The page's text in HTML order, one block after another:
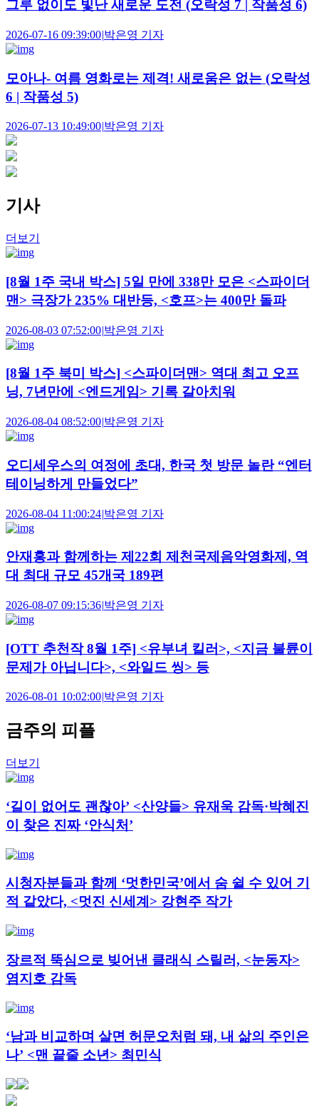
그루 없이도 빛난 새로운 도전 (오락성 7 | 작품성 6)
2026-07-16 09:39:00|박은영 기자
모아나- 여름 영화로는 제격! 새로움은 없는 (오락성
6 | 작품성 5)
2026-07-13 10:49:00 박은영 기자
기사
더보기
[8월 1주 국내 박스] 5일 만에 338만 모은 <스파이더
맨> 극장가 235% 대반등, <호프>는 400만 돌파
2026-08-03 07:52:00|박은영 기자
[8월 1주 북미 박스] <스파이더맨> 역대 최고 오프
닝, 7년만에 <엔드게임> 기록 갈아치워
2026-08-04 08:52:00|박은영 기자
오디세우스의 여정에 초대, 한국 첫 방문 놀란 “엔터
테이닝하게 만들었다”
2026-08-04 11:00:24|박은영 기자
안재홍과 함께하는 제22회 제천국제음악영화제, 역
대 최대 규모 45개국 189편
2026-08-07 09:15:36|박은영 기자
[OTT 추천작 8월 1주] <유부녀 킬러>, <지금 불륜이
문제가 아닙니다>, <와일드 씽> 등
2026-08-01 10:02:00 박은영 기자
금주의 피플
더보기
‘길이 없어도 괜찮아’ <산양들> 유재욱 감독·박혜진
이 찾은 진짜 ‘안식처’
시청자분들과 함께 ‘멋한민국’에서 숨 쉴 수 있어 기
적 같았다, <멋진 신세계> 강현주 작가
장르적 뚝심으로 빚어낸 클래식 스릴러, <눈동자>
염지호 감독
‘남과 비교하며 살면 허문오처럼 돼, 내 삶의 주인은
나’ <맨 끝줄 소년> 최민식